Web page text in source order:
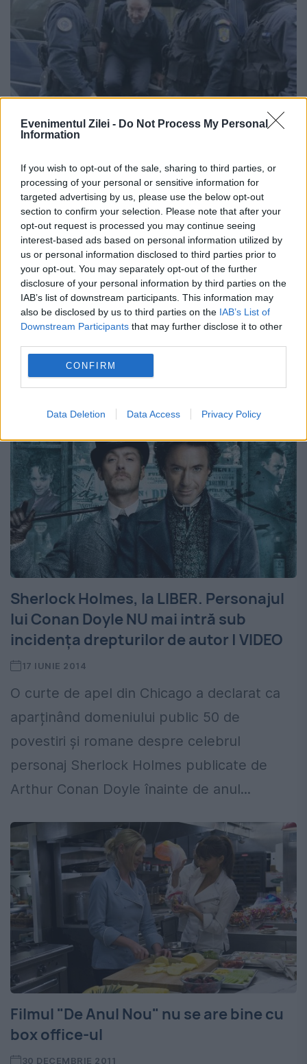
Evenimentul Zilei - Do Not Process My Personal
Information
If you wish to opt-out of the sale, sharing to third parties, or
processing of your personal or sensitive information for
targeted advertising by us, please use the below opt-out
section to confirm your selection. Please note that after your
opt-out request is processed you may continue seeing
interest-based ads based on personal information utilized by
us or personal information disclosed to third parties prior to
your opt-out. You may separately opt-out of the further
disclosure of your personal information by third parties on the
IAB’s list of downstream participants. This information may
also be disclosed by us to third parties on the IAB’s List of
Downstream Participants that may further disclose it to other
CONFIRM
Data Deletion Data Access Privacy Policy
Cum funcționa serviciul secret al
amorezatului Nichita
5 MAI 2015
EVZ vă prezintă cum era organizată
rețeaua de spionaj coordonată de primarul
Gheorghe Nichita. Psihoterapeutul Anda
Păcurar crede că politicianul deținea
puterea, sub diverse forme, și voia să o
aibă...
Sherlock Holmes, la LIBER. Personajul
lui Conan Doyle NU mai intră sub
incidența drepturilor de autor | VIDEO
17 IUNIE 2014
O curte de apel din Chicago a declarat ca
aparținând domeniului public 50 de
povestiri și romane despre celebrul
personaj Sherlock Holmes publicate de
Arthur Conan Doyle înainte de anul...
Filmul "De Anul Nou" nu se are bine cu
box office-ul
30 DECEMBRIE 2011